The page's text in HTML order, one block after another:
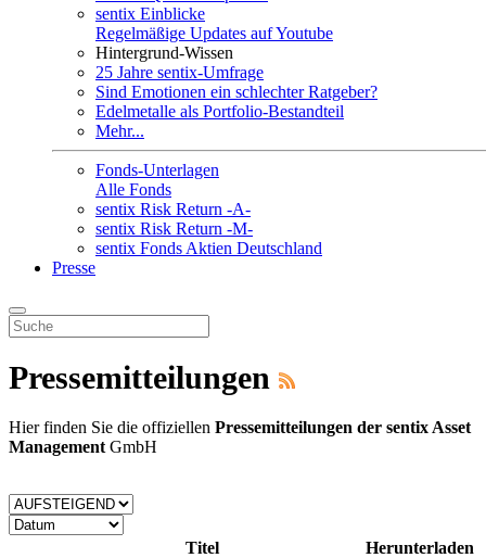
sentix Einblicke
Regelmäßige Updates auf Youtube
Hintergrund-Wissen
25 Jahre sentix-Umfrage
Sind Emotionen ein schlechter Ratgeber?
Edelmetalle als Portfolio-Bestandteil
Mehr...
Fonds-Unterlagen
Alle Fonds
sentix Risk Return -A-
sentix Risk Return -M-
sentix Fonds Aktien Deutschland
Presse
Pressemitteilungen
Hier finden Sie die offiziellen Pressemitteilungen der sentix Asset
Management GmbH
Titel
Herunterladen